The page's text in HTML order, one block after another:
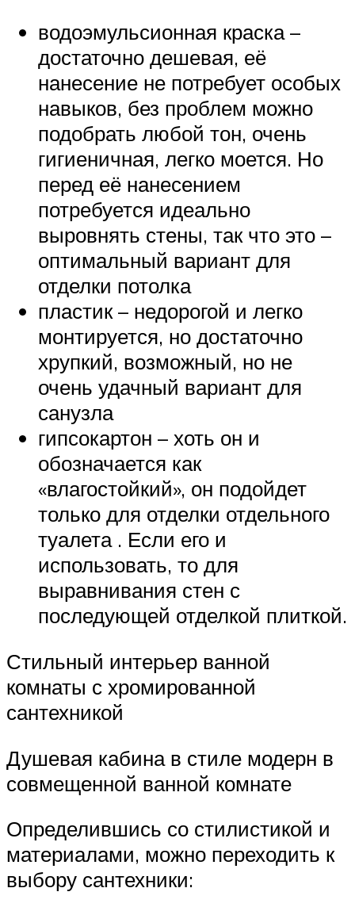
водоэмульсионная краска –
достаточно дешевая, её
нанесение не потребует особых
навыков, без проблем можно
подобрать любой тон, очень
гигиеничная, легко моется. Но
перед её нанесением
потребуется идеально
выровнять стены, так что это –
оптимальный вариант для
отделки потолка
пластик – недорогой и легко
монтируется, но достаточно
хрупкий, возможный, но не
очень удачный вариант для
санузла
гипсокартон – хоть он и
обозначается как
«влагостойкий», он подойдет
только для отделки отдельного
туалета . Если его и
использовать, то для
выравнивания стен с
последующей отделкой плиткой.
Стильный интерьер ванной
комнаты с хромированной
сантехникой
Душевая кабина в стиле модерн в
совмещенной ванной комнате
Определившись со стилистикой и
материалами, можно переходить к
выбору сантехники: